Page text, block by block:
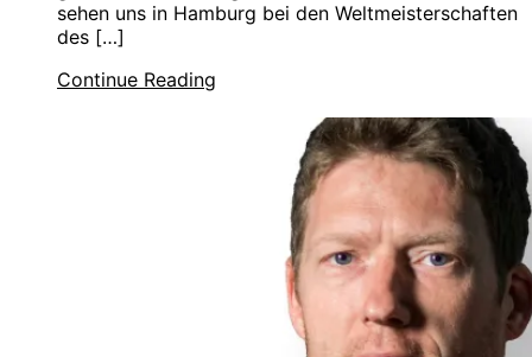
sehen uns in Hamburg bei den Weltmeisterschaften
des […]
Continue Reading